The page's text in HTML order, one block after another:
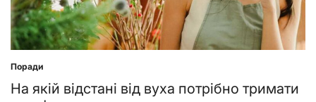
Posted
in
Поради
На якій відстані від вуха потрібно тримати